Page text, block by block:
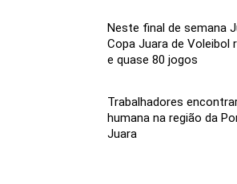
Neste final de semana
Copa Juara de Voleibol
e quase 80 jogos
Trabalhadores
humana na região da
Juara